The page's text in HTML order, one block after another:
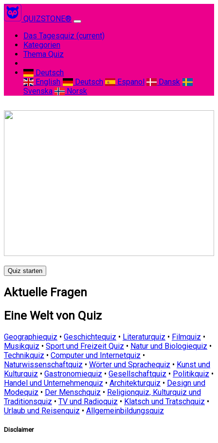
QUIZSTONE®
Das Tagesquiz (current)
Kategorien
Thema Quiz
Deutsch
English
Deutsch Espanol
Dansk
Svenska
Norsk
Quiz starten
Aktuelle Fragen
Eine Welt von Quiz
Geographiequiz • Geschichtequiz • Literaturquiz • Filmquiz •
Musikquiz • Sport und Freizeit Quiz • Natur und Biologiequiz •
Technikquiz • Computer und Internetquiz •
Naturwissenschaftquiz • Wörter und Sprachequiz • Kunst und
Kulturquiz • Gastronomiequiz • Gesellschaftquiz • Politikquiz •
Handel und Unternehmenquiz • Architekturquiz • Design und
Modequiz • Der Menschquiz • Religionquiz, Kulturquiz und
Traditionsquiz • TV und Radioquiz • Klatsch und Tratschquiz •
Urlaub und Reisenquiz • Allgemeinbildungsquiz
Disclaimer